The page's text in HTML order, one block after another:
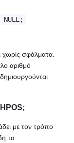
NULL;
χωρίς σφάλματα.
αριθμό
δημιουργούνται
με τον τρόπο
τα